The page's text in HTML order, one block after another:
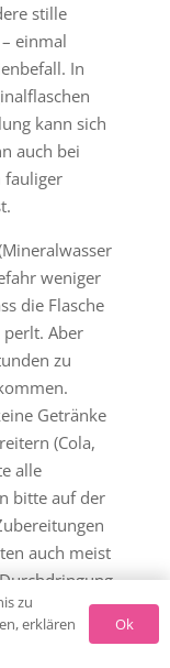
stille
einmal
In
kann sich
auch bei
fauliger
weniger
die Flasche
Aber
zu
Getränke
(Cola,
alle
bitte auf der
auch meist
ist. Für
gibt es die
zu
erklären
Ok